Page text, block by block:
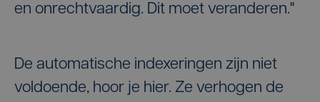
en onrechtvaardig. Dit moet veranderen."
De automatische indexeringen zijn niet
voldoende, hoor je hier. Ze verhogen de